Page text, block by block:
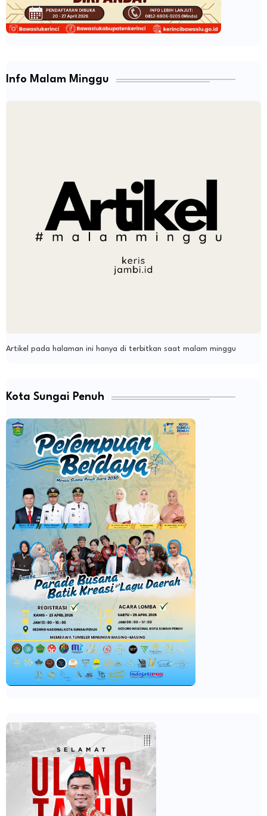
Info Malam Minggu
Artikel pada halaman ini hanya di terbitkan saat malam minggu
Kota Sungai Penuh